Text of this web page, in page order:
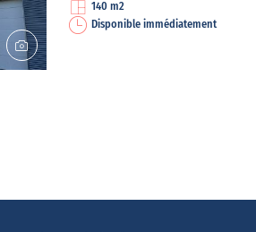
140 m2
Disponible immédiatement